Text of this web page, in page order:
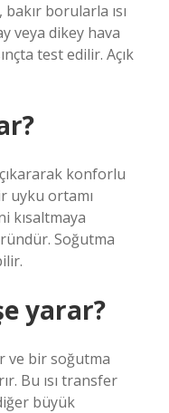
borularla ısı
veya dikey hava
test edilir. Açık
konforlu
uyku ortamı
kısaltmaya
Soğutma
yarar?
ve bir soğutma
Bu ısı transfer
büyük